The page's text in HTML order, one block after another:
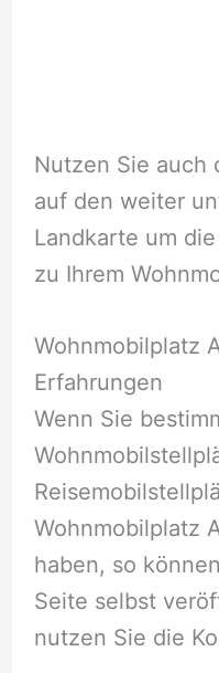
Nutzen Sie auch
auf den weiter
Landkarte um
zu Ihrem
Wohnmobilplatz
Erfahrungen
Wenn Sie
Wohnmobilplatz
haben, so
Seite selbst
nutzen Sie die